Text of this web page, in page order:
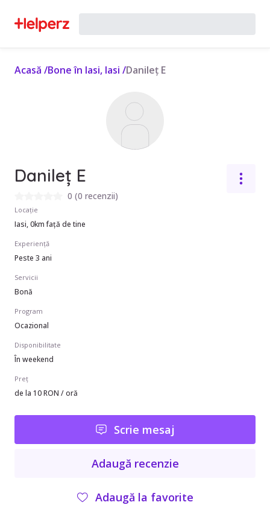
Acasă /Bone în Iasi, Iasi /Danileț E
Danileț E
0 (0 recenzii)
Locație
Iasi, 0km față de tine
Experiență
Peste 3 ani
Servicii
Bonă
Program
Ocazional
Disponibilitate
În weekend
Preț
de la 10 RON / oră
Scrie mesaj
Adaugă recenzie
Adaugă la favorite